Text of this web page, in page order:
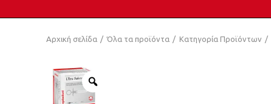
Αρχική σελίδα Όλα τα προϊόντα Κατηγορία Προϊόντων